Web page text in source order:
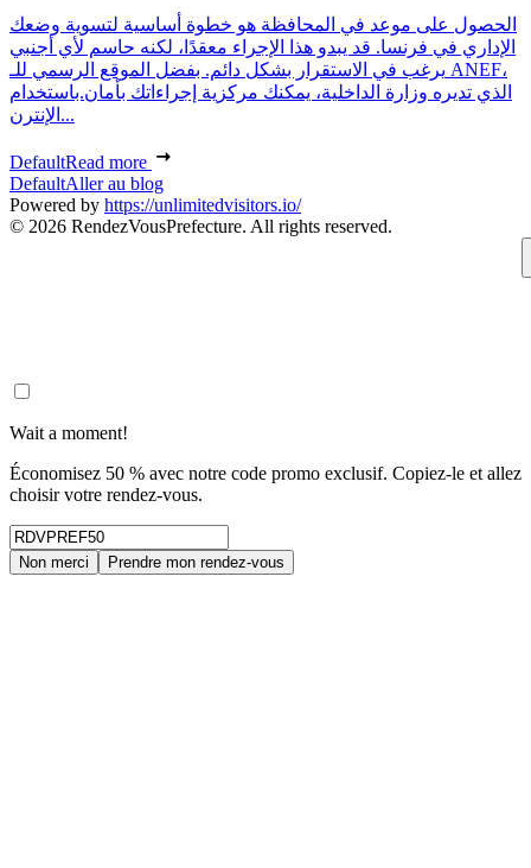
الحصول على موعد في المحافظة هو خطوة أساسية لتسوية وضعك
الإداري في فرنسا. قد يبدو هذا الإجراء معقدًا، لكنه حاسم لأي أجنبي
يرغب في الاستقرار بشكل دائم. بفضل الموقع الرسمي للـ ANEF،
الذي تديره وزارة الداخلية، يمكنك مركزية إجراءاتك بأمان.باستخدام
الإنترن...
DefaultRead more
DefaultAller au blog
Powered by https://unlimitedvisitors.io/
© 2026 RendezVousPrefecture. All rights reserved.
Wait a moment!
Économisez 50 % avec notre code promo exclusif. Copiez-le et allez
choisir votre rendez-vous.
Non merci Prendre mon rendez-vous